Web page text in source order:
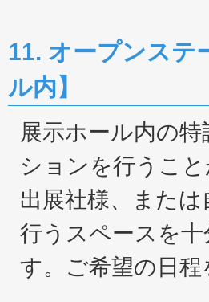
11. オープンステ
ル内】
展示ホール内の
ションを行うこ
出展社様、また
行うスペースを
す。ご希望の日